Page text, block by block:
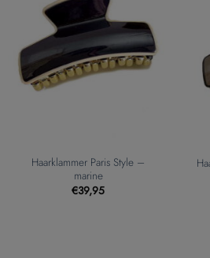
Haarklammer Paris Style –
marine
€39,95